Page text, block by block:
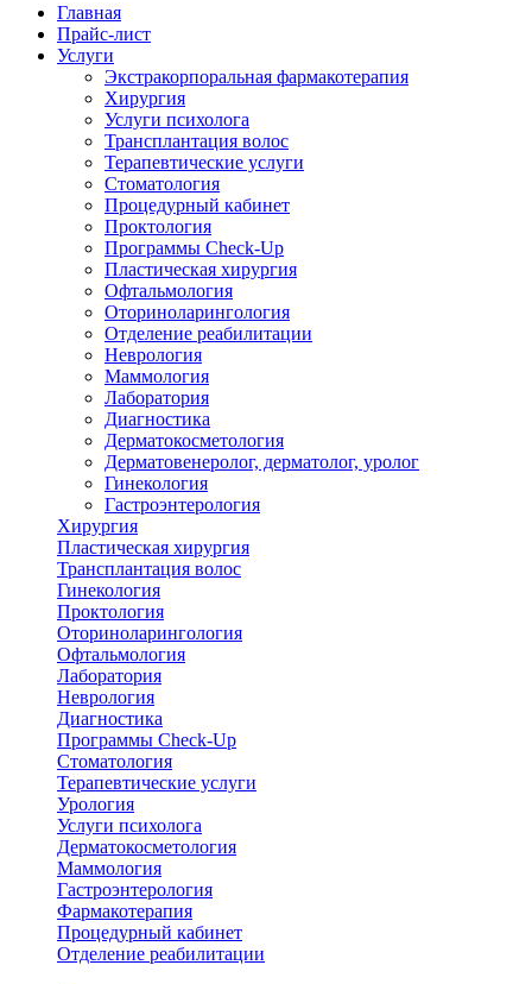
Главная
Прайс-лист
Услуги
Экстракорпоральная фармакотерапия
Хирургия
Услуги психолога
Трансплантация волос
Терапевтические услуги
Стоматология
Процедурный кабинет
Проктология
Программы Check-Up
Пластическая хирургия
Офтальмология
Оториноларингология
Отделение реабилитации
Неврология
Маммология
Лаборатория
Диагностика
Дерматокосметология
Дерматовенеролог, дерматолог, уролог
Гинекология
Гастроэнтерология
Хирургия
Пластическая хирургия
Трансплантация волос
Гинекология
Проктология
Оториноларингология
Офтальмология
Лаборатория
Неврология
Диагностика
Программы Check-Up
Стоматология
Терапевтические услуги
Урология
Услуги психолога
Дерматокосметология
Маммология
Гастроэнтерология
Фармакотерапия
Процедурный кабинет
Отделение реабилитации